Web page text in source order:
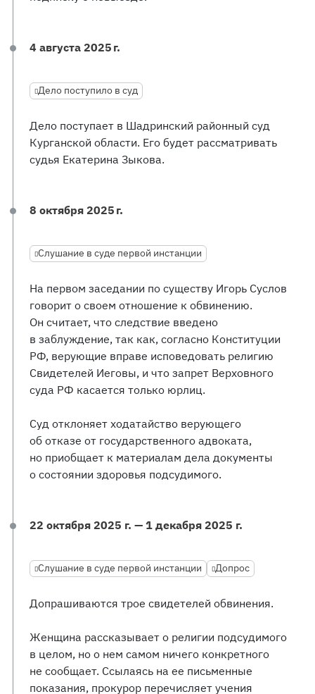
4 августа 2025 г.
Дело поступило в суд
Дело поступает в Шадринский районный суд
Курганской области. Его будет рассматривать
судья Екатерина Зыкова.
8 октября 2025 г.
Слушание в суде первой инстанции
На первом заседании по существу Игорь Суслов
говорит о своем отношение к обвинению.
Он считает, что следствие введено
в заблуждение, так как, согласно Конституции
РФ, верующие вправе исповедовать религию
Свидетелей Иеговы, и что запрет Верховного
суда РФ касается только юрлиц.
Суд отклоняет ходатайство верующего
об отказе от государственного адвоката,
но приобщает к материалам дела документы
о состоянии здоровья подсудимого.
22 октября 2025 г. — 1 декабря 2025 г.
Слушание в суде первой инстанции Допрос
Допрашиваются трое свидетелей обвинения.
Женщина рассказывает о религии подсудимого
в целом, но о нем самом ничего конкретного
не сообщает. Ссылаясь на ее письменные
показания, прокурор перечисляет учения